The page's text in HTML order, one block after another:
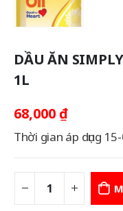
DẦU ĂN
1L
68,000 ₫
Thời gian áp dụng